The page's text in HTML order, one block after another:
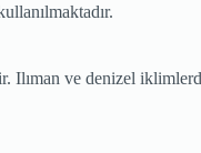
ve denizel